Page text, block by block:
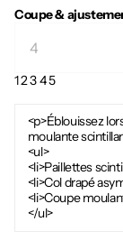
Coupe &
12345
<p>Éblouissez
moulante
<ul>
<li>Paillettes
<li>Col drapé
<li>Coupe
</ul>